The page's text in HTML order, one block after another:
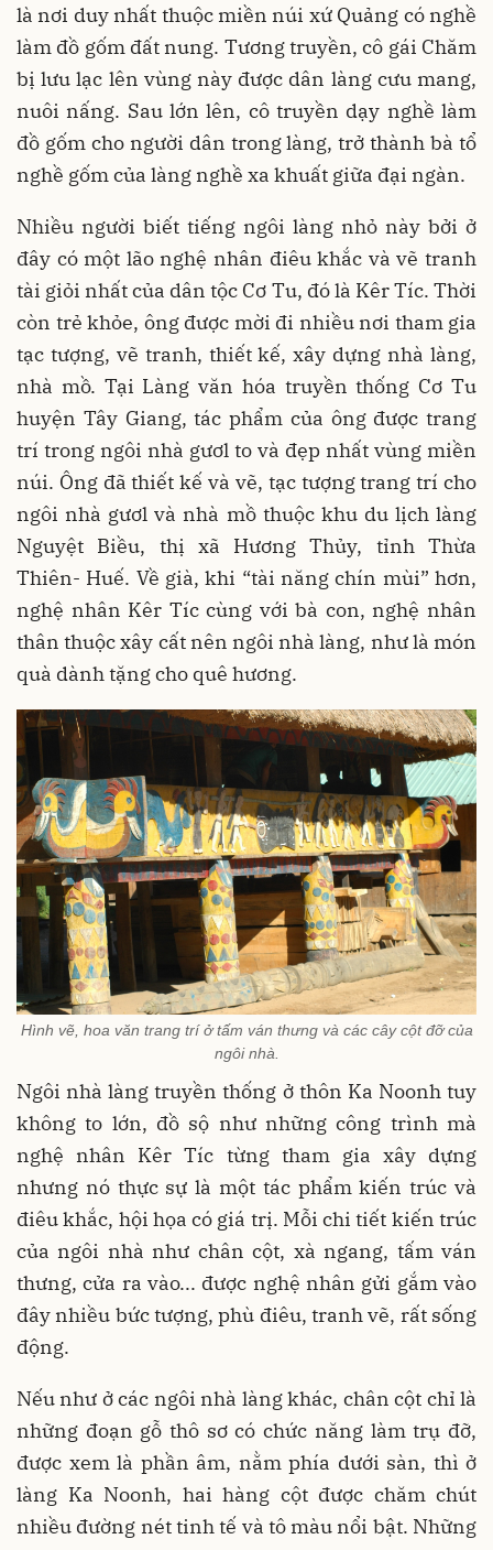
là nơi duy nhất thuộc miền núi xứ Quảng có nghề
làm đồ gốm đất nung. Tương truyền, cô gái Chăm
bị lưu lạc lên vùng này được dân làng cưu mang,
nuôi nấng. Sau lớn lên, cô truyền dạy nghề làm
đồ gốm cho người dân trong làng, trở thành bà tổ
nghề gốm của làng nghề xa khuất giữa đại ngàn.
Nhiều người biết tiếng ngôi làng nhỏ này bởi ở
đây có một lão nghệ nhân điêu khắc và vẽ tranh
tài giỏi nhất của dân tộc Cơ Tu, đó là Kêr Tíc. Thời
còn trẻ khỏe, ông được mời đi nhiều nơi tham gia
tạc tượng, vẽ tranh, thiết kế, xây dựng nhà làng,
nhà mồ. Tại Làng văn hóa truyền thống Cơ Tu
huyện Tây Giang, tác phẩm của ông được trang
trí trong ngôi nhà gươl to và đẹp nhất vùng miền
núi. Ông đã thiết kế và vẽ, tạc tượng trang trí cho
ngôi nhà gươl và nhà mồ thuộc khu du lịch làng
Nguyệt Biều, thị xã Hương Thủy, tỉnh Thừa
Thiên- Huế. Về già, khi “tài năng chín mùi” hơn,
nghệ nhân Kêr Tíc cùng với bà con, nghệ nhân
thân thuộc xây cất nên ngôi nhà làng, như là món
quà dành tặng cho quê hương.
Hình vẽ, hoa văn trang trí ở tấm ván thưng và các cây cột đỡ của
ngôi nhà.
Ngôi nhà làng truyền thống ở thôn Ka Noonh tuy
không to lớn, đồ sộ như những công trình mà
nghệ nhân Kêr Tíc từng tham gia xây dựng
nhưng nó thực sự là một tác phẩm kiến trúc và
điêu khắc, hội họa có giá trị. Mỗi chi tiết kiến trúc
của ngôi nhà như chân cột, xà ngang, tấm ván
thưng, cửa ra vào... được nghệ nhân gửi gắm vào
đây nhiều bức tượng, phù điêu, tranh vẽ, rất sống
động.
Nếu như ở các ngôi nhà làng khác, chân cột chỉ là
những đoạn gỗ thô sơ có chức năng làm trụ đỡ,
được xem là phần âm, nằm phía dưới sàn, thì ở
làng Ka Noonh, hai hàng cột được chăm chút
nhiều đường nét tinh tế và tô màu nổi bật. Những